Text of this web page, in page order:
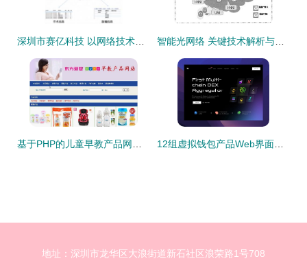
地址：深圳市龙华区大浪街道新石社区浪荣路1号708